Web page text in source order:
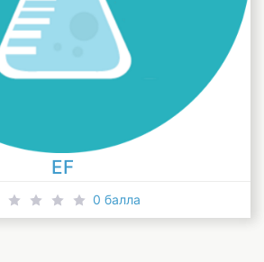
EF
0 балла